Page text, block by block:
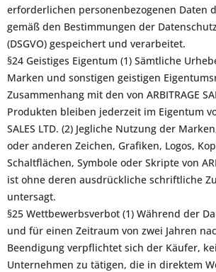
erforderlichen personenbezogenen Daten
gemäß den Bestimmungen der
(DSGVO) gespeichert und verarbeitet.
§24 Geistiges Eigentum (1) Sämtliche
Marken und sonstigen geistigen
Zusammenhang mit den von ARBITRAGE
Produkten bleiben jederzeit im Eigentum
SALES LTD. (2) Jegliche Nutzung der
oder anderen Zeichen, Grafiken, Logos,
Schaltflächen, Symbole oder Skripte von
ist ohne deren ausdrückliche schriftliche
untersagt.
§25 Wettbewerbsverbot (1) Während der
und für einen Zeitraum von zwei Jahren
Beendigung verpflichtet sich der Käufer,
Unternehmen zu tätigen, die in direktem